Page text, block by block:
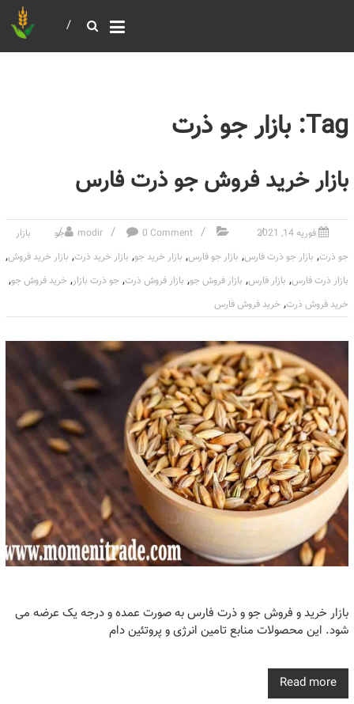
Tag: بازار جو ذرت
بازار خرید فروش جو ذرت فارس
فوریه 14, 2021 modir 0 Comment جو
بازار
جو ذرت, بازار جو ذرت فارس, بازار جو فارس, بازار خرید جو, بازار خرید ذرت, بازار خرید فروش,
بازار ذرت فارس, بازار فارس, بازار فروش جو, بازار فروش ذرت, جو ذرت بازار, خرید فروش جو,
خرید فروش ذرت, خرید فروش فارس
بازار خرید و فروش‌ جو و ذرت فارس به صورت عمده و درجه یک عرضه می
شود. این محصولات منابع تامین انرژی و پروتئین دام
Read more